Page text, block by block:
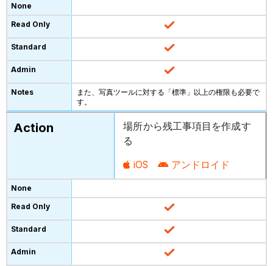
また、写真ツールに対する「標準」以上の権限も必要で
す。
場所から残工事項目を作成す
る
iOS アンドロイド